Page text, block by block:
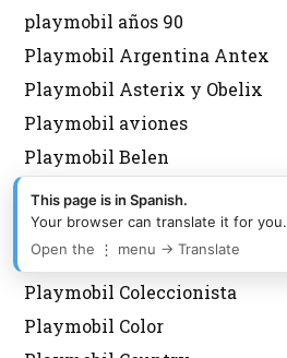
playmobil años 90
Playmobil Argentina Antex
Playmobil Asterix y Obelix
Playmobil aviones
Playmobil Belen
Playmobil Brasil Trol
Playmobil Carrefour
Playmobil City
Playmobil Coleccionista
Playmobil Color
This page is in Spanish.
Your browser can translate it for you.
Open the ⋮ menu → Translate